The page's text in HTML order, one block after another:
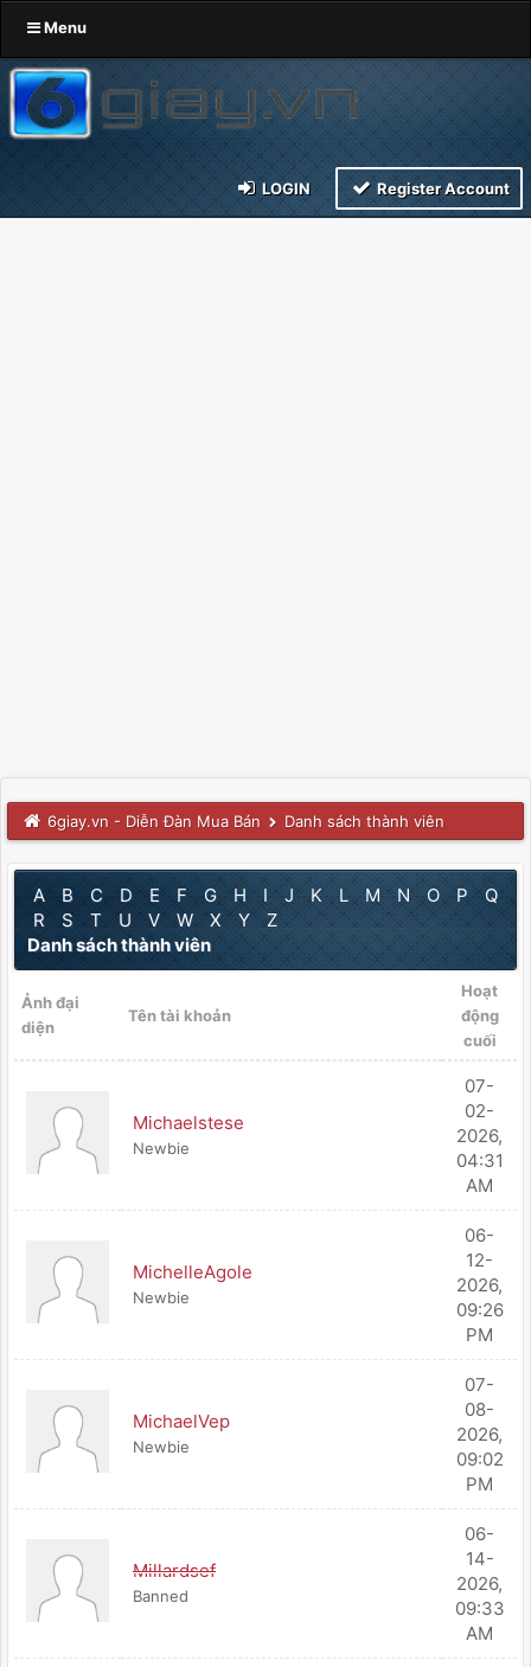
Menu
LOGIN Register Account
6giay.vn - Diễn Đàn Mua Bán Danh sách thành viên
A B C D E F G H I J K L M N O P
Q
R
S T U V W X Y
Z
Danh sách thành viên
Ảnh đại
diện
Tên tài khoản
Hoạt
động
cuối
Michaelstese
Newbie
07-
02-
2026,
04:31
AM
MichelleAgole
Newbie
06-
12-
2026,
09:26
PM
MichaelVep
Newbie
07-
08-
2026,
09:02
PM
Millardsef
Banned
06-
14-
2026,
09:33
AM